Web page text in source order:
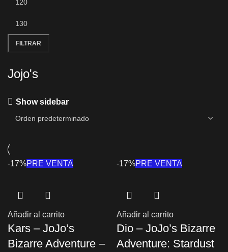
FILTRAR
Jojo's
Show sidebar
-17%PRE VENTA
Añadir al carrito
Kars – JoJo’s
Bizarre Adventure –
-17%PRE VENTA
Añadir al carrito
Dio – JoJo’s Bizarre
Adventure: Stardust